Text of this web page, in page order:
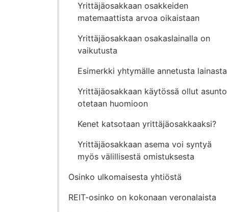
Yrittäjäosakkaan osakkeiden
matemaattista arvoa oikaistaan
Yrittäjäosakkaan osakaslainalla on
vaikutusta
Esimerkki yhtymälle annetusta lainasta
Yrittäjäosakkaan käytössä ollut asunto
otetaan huomioon
Kenet katsotaan yrittäjäosakkaaksi?
Yrittäjäosakkaan asema voi syntyä
myös välillisestä omistuksesta
Osinko ulkomaisesta yhtiöstä
REIT-osinko on kokonaan veronalaista